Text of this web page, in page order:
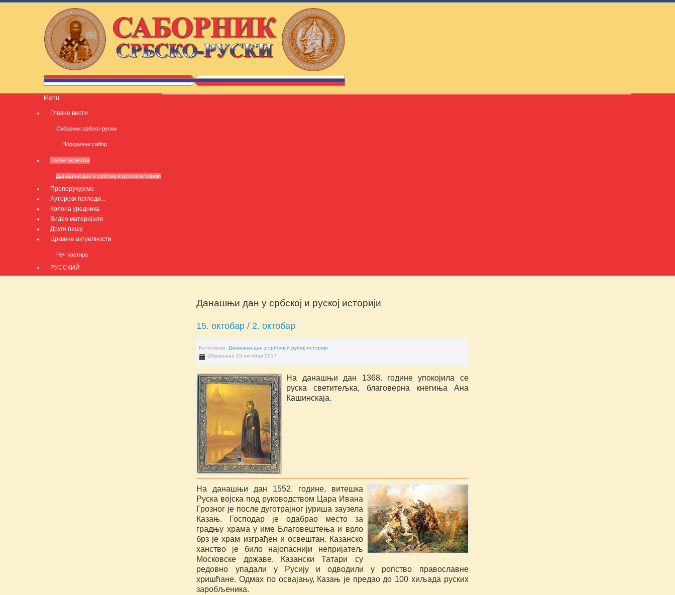
Menu
Главне вести
Саборник србско-руски
Породични сабор
Паметарница
Данашњи дан у србској и руској историји
Препоручујемо
Ауторски погледи...
Колона уредника
Видео материјали
Други пишу
Црквене актуелности
Реч пастира
РУССКИЙ
Данашњи дан у србској и руској историји
15. октобар / 2. октобар
Категорија: Данашњи дан у србској и руској историји
Објављено 15 октобар 2017
На данашњи дан 1368. године упокојила се
руска светитељка, благоверна кнегиња Ана
Кашинскаја.
На данашњи дан 1552. године, витешка
Руска војска под руководством Цара Ивана
Грозног је после дуготрајног јуриша заузела
Казањ. Господар је одабрао место за
градњу храма у име Благовештења и врло
брз је храм изграђен и освештан. Казанско
ханство је било најопаснији непријатељ
Московске државе. Казански Татари су
редовно упадали у Русију и одводили у ропство православне
хришћане. Одмах по освајању, Казањ је предао до 100 хиљада руских
заробљеника.